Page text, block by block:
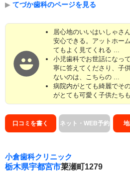
▶ てづか歯科のページを見る
居心地のいいはいしゃさ
安心できる。アットホー
てもよく見てくれる ...
小児歯科でお世話になっ
寧に答えてくださり、子
ないのは、こちらの ...
病院内がとても綺麗でそ
がとても可愛く子供たち
口コミを書く ネット・WEB予約
小倉歯科クリニック
栃木県宇都宮市簗瀬町1279